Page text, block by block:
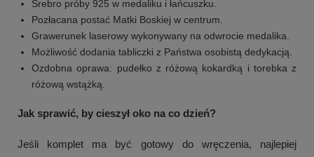
Srebro próby 925 w medaliku i łańcuszku.
Pozłacana postać Matki Boskiej w centrum.
Grawerunek laserowy wykonywany na odwrocie medalika.
Możliwość dodania tabliczki z Państwa osobistą dedykacją.
Ozdobna oprawa: pudełko z różową kokardką i torebka z
różową wstążką.
Jak sprawić, by cieszył oko na co dzień?
Jeśli komplet ma być gotowy do wręczenia, najlepiej